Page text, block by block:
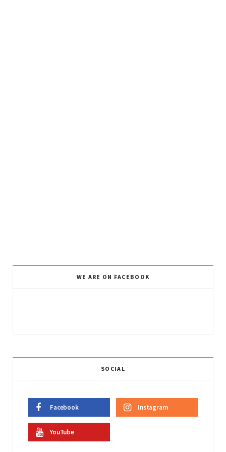
WE ARE ON FACEBOOK
SOCIAL
Facebook Instagram
YouTube